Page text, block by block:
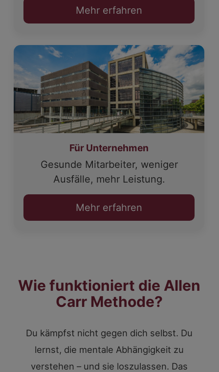
Mehr erfahren
Für Unternehmen
Gesunde Mitarbeiter, weniger
Ausfälle, mehr Leistung.
Mehr erfahren
Wie funktioniert die Allen
Carr Methode?
Du kämpfst nicht gegen dich selbst. Du
lernst, die mentale Abhängigkeit zu
verstehen – und sie loszulassen. Das